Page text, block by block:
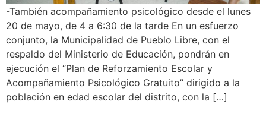
-También acompañamiento psicológico desde el lunes
20 de mayo, de 4 a 6:30 de la tarde En un esfuerzo
conjunto, la Municipalidad de Pueblo Libre, con el
respaldo del Ministerio de Educación, pondrán en
ejecución el “Plan de Reforzamiento Escolar y
Acompañamiento Psicológico Gratuito” dirigido a la
población en edad escolar del distrito, con la […]